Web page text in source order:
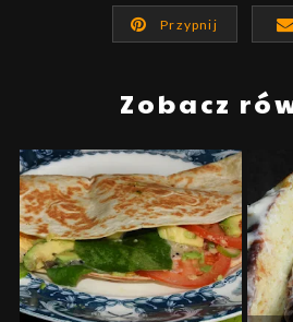
Przypnij
Zobacz